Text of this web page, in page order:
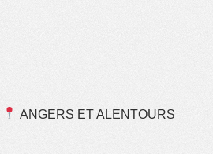
ANGERS ET ALENTOURS